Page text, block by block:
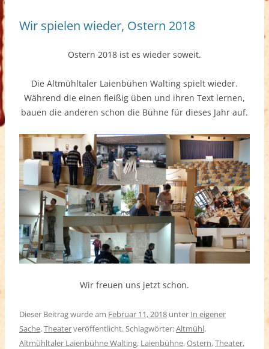
Wir spielen wieder, Ostern 2018
Ostern 2018 ist es wieder soweit.
Die Altmühltaler Laienbühen Walting spielt wieder.
Während die einen fleißig üben und ihren Text lernen,
bauen die anderen schon die Bühne für dieses Jahr auf.
Wir freuen uns jetzt schon.
Dieser Beitrag wurde am Februar 11, 2018 unter In eigener
Sache,Theaterveröffentlicht. Schlagwörter:Altmühl,
Altmühltaler Laienbühne Walting, Laienbühne,Ostern,Theater,